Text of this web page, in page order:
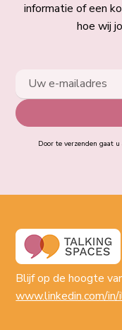
informatie of een
hoe wij
Door te verzenden gaat
Blijf op de hoogte
www.linkedin.com/